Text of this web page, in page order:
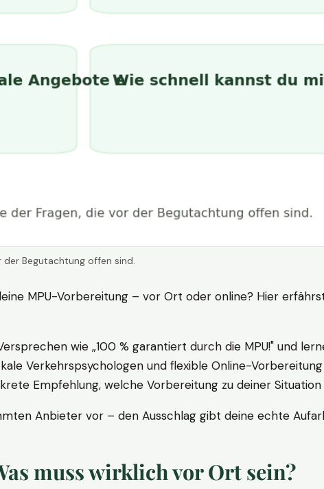
Begutachtung offen sind.
MPU-Vorbereitung – vor Ort oder online? Hier
wie „100 % garantiert durch die MPU!" und
Verkehrspsychologen und flexible Online-
Empfehlung, welche Vorbereitung zu deiner
Anbieter vor – den Ausschlag gibt deine echte
muss wirklich vor Ort sein?